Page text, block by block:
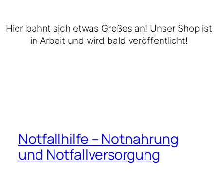
Hier bahnt sich etwas Großes an! Unser Shop ist
in Arbeit und wird bald veröffentlicht!
Notfallhilfe – Notnahrung
und Notfallversorgung